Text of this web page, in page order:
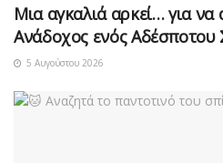
Μια αγκαλιά αρκεί… για να
Ανάδοχος ενός Αδέσποτου
5 Αυγούστου 2026